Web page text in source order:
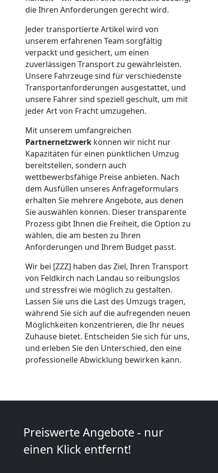
die Ihren Anforderungen gerecht wird.
Jeder transportierte Artikel wird von
unserem erfahrenen Team sorgfältig
verpackt und gesichert, um einen
zuverlässigen Transport zu gewährleisten.
Unsere Fahrzeuge sind für verschiedenste
Transportanforderungen ausgestattet, und
unsere Fahrer sind speziell geschult, um mit
jeder Art von Fracht umzugehen.
Mit unserem umfangreichen
Partnernetzwerk können wir nicht nur
Kapazitäten für einen pünktlichen Umzug
bereitstellen, sondern auch
wettbewerbsfähige Preise anbieten. Nach
dem Ausfüllen unseres Anfrageformulars
erhalten Sie mehrere Angebote, aus denen
Sie auswählen können. Dieser transparente
Prozess gibt Ihnen die Freiheit, die Option zu
wählen, die am besten zu Ihren
Anforderungen und Ihrem Budget passt.
Wir bei [ZZZ] haben das Ziel, Ihren Transport
von Feldkirch nach Landau so reibungslos
und stressfrei wie möglich zu gestalten.
Lassen Sie uns die Last des Umzugs tragen,
während Sie sich auf die aufregenden neuen
Möglichkeiten konzentrieren, die Ihr neues
Zuhause bietet. Entscheiden Sie sich für uns,
und erleben Sie den Unterschied, den eine
professionelle Abwicklung bewirken kann.
Preiswerte Angebote - nur
einen Klick entfernt!
Feldkirch
Möbeltransport
Feldkirch
Beiladung
Feldkirch
Mini
Umzug
Feldkirch
Umzug
Mann
Feldkirch
Kunsttransport
Feldkirch